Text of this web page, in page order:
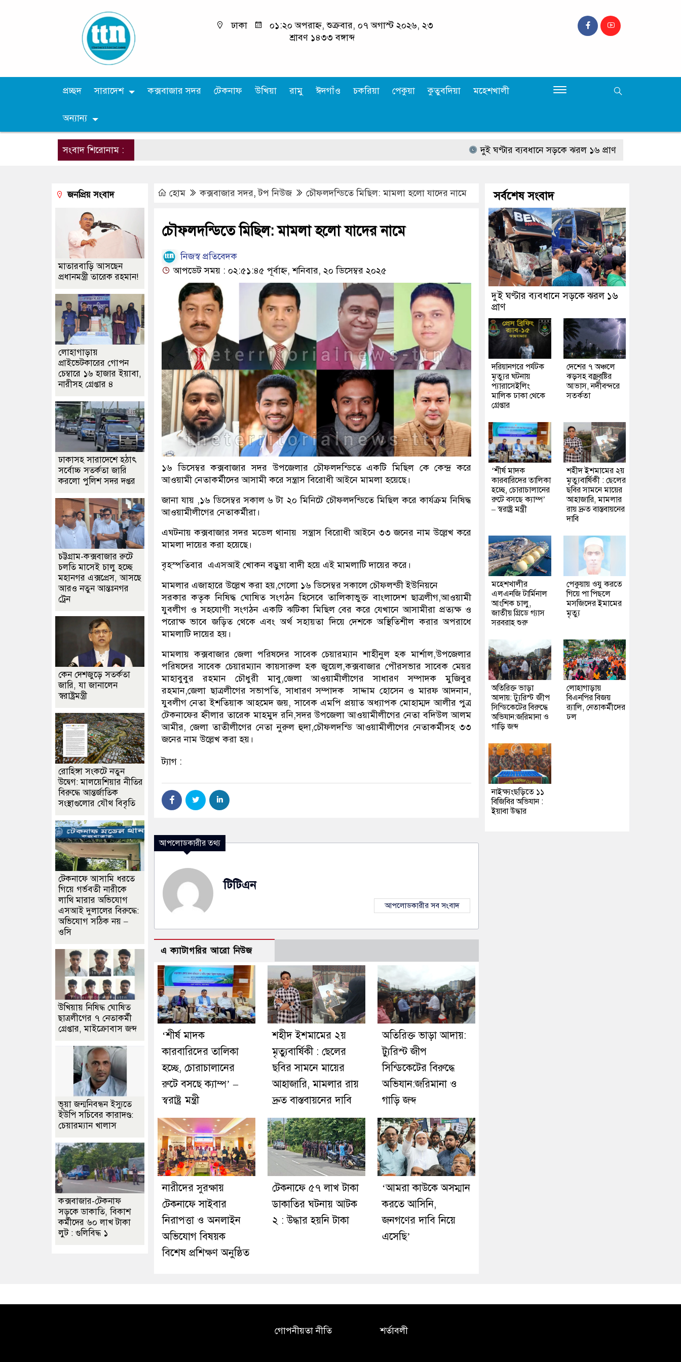
ঢাকা
০১:২০ অপরাহ্ন, শুক্রবার, ০৭ অগাস্ট ২০২৬, ২৩
শ্রাবণ ১৪৩৩ বঙ্গাব্দ
প্রচ্ছদ সারাদেশ কক্সবাজার সদর টেকনাফ উখিয়া রামু ঈদগাঁও চকরিয়া পেকুয়া কুতুবদিয়া মহেশখালী
অন্যান্য
সংবাদ শিরোনাম : দুই ঘণ্টার ব্যবধানে সড়কে ঝরল ১৬ প্রাণ দরিয়ানগরে পর্যটক
হোম কক্সবাজার সদর,টপ নিউজ চৌফলদন্ডিতে মিছিল: মামলা হলো যাদের নামে
চৌফলদন্ডিতে মিছিল: মামলা হলো যাদের নামে
নিজস্ব প্রতিবেদক
আপডেট সময় : ০২:৫১:৪৫ পূর্বাহ্ন, শনিবার, ২০ ডিসেম্বর ২০২৫
১৬ ডিসেম্বর কক্সবাজার সদর উপজেলার চৌফলদন্ডিতে একটি মিছিল কে কেন্দ্র করে
আওয়ামী নেতাকর্মীদের আসামী করে সন্ত্রাস বিরোধী আইনে মামলা হয়েছে।
জানা যায় ,১৬ ডিসেম্বর সকাল ৬ টা ২০ মিনিটে চৌফলদন্ডিতে মিছিল করে কার্যক্রম নিষিদ্ধ
আওয়ামীলীগের নেতাকর্মীরা।
এঘটনায় কক্সবাজার সদর মডেল থানায় সন্ত্রাস বিরোধী আইনে ৩৩ জনের নাম উল্লেখ করে
মামলা দায়ের করা হয়েছে।
বৃহস্পতিবার এএসআই খোকন বড়ুয়া বাদী হয়ে এই মামলাটি দায়ের করে।
মামলার এজাহারে উল্লেখ করা হয়,গেলো ১৬ ডিসেম্বর সকালে চৌফলন্ডী ইউনিয়নে
সরকার কতৃক নিষিদ্ধ ঘোষিত সংগঠন হিসেবে তালিকাভুক্ত বাংলাদেশ ছাত্রলীগ,আওয়ামী
যুবলীগ ও সহযোগী সংগঠন একটি ঝটিকা মিছিল বের করে যেখানে আসামীরা প্রত্যক্ষ ও
পরোক্ষ ভাবে জড়িত থেকে এবং অর্থ সহায়তা দিয়ে দেশকে অস্থিতিশীল করার অপরাধে
মামলাটি দায়ের হয়।
মামলায় কক্সবাজার জেলা পরিষদের সাবেক চেয়ারম্যান শাহীনুল হক মার্শাল,উপজেলার
পরিষদের সাবেক চেয়ারম্যান কায়সারুল হক জুয়েল,কক্সবাজার পৌরসভার সাবেক মেয়র
মাহাবুবুর রহমান চৌধুরী মাবু,জেলা আওয়ামীলীগের সাধারণ সম্পাদক মুজিবুর
রহমান,জেলা ছাত্রলীগের সভাপতি, সাধারণ সম্পাদক সাদ্দাম হোসেন ও মারফ আদনান,
যুবলীগ নেতা ইশতিয়াক আহমেদ জয়, সাবেক এমপি প্রয়াত অধ্যাপক মোহাম্মদ আলীর পুত্র
টেকনাফের হ্নীলার তারেক মাহমুদ রনি,সদর উপজেলা আওয়ামীলীগের নেতা বদিউল আলম
আমীর, জেলা তাতীলীগের নেতা নুরুল হুদা,চৌফলদন্ডি আওয়ামীলীগের নেতাকর্মীসহ ৩৩
জনের নাম উল্লেখ করা হয়।
ট্যাগ :
আপলোডকারীর তথ্য
টিটিএন
আপলোডকারীর সব সংবাদ
এ ক্যাটাগরির আরো নিউজ
‘শীর্ষ মাদক
কারবারিদের তালিকা
হচ্ছে, চোরাচালানের
রুটে বসছে ক্যাম্প’ –
স্বরাষ্ট্র মন্ত্রী
শহীদ ইশমামের ২য়
মৃত্যুবার্ষিকী : ছেলের
ছবির সামনে মায়ের
আহাজারি, মামলার রায়
দ্রুত বাস্তবায়নের দাবি
অতিরিক্ত ভাড়া আদায়:
ট্যুরিস্ট জীপ
সিন্ডিকেটের বিরুদ্ধে
অভিযান:জরিমানা ও
গাড়ি জব্দ
নারীদের সুরক্ষায়
টেকনাফে সাইবার
নিরাপত্তা ও অনলাইন
অভিযোগ বিষয়ক
বিশেষ প্রশিক্ষণ অনুষ্ঠিত
টেকনাফে ৫৭ লাখ টাকা
ডাকাতির ঘটনায় আটক
২ : উদ্ধার হয়নি টাকা
‘আমরা কাউকে অসম্মান
করতে আসিনি,
জনগণের দাবি নিয়ে
এসেছি’
জনপ্রিয় সংবাদ
মাতারবাড়ি আসছেন
প্রধানমন্ত্রী তারেক রহমান!
লোহাগাড়ায়
প্রাইভেটকারের গোপন
চেম্বারে ১৬ হাজার ইয়াবা,
নারীসহ গ্রেপ্তার ৪
ঢাকাসহ সারাদেশে হঠাৎ
সর্বোচ্চ সতর্কতা জা‌রি
করলো পুলিশ সদর দপ্তর
চট্টগ্রাম-কক্সবাজার রুটে
চলতি মাসেই চালু হচ্ছে
মহানগর এক্সপ্রেস, আসছে
আরও নতুন আন্তঃনগর
ট্রেন
কেন দেশজুড়ে সতর্কতা
জারি, যা জানালেন
স্বরাষ্ট্রমন্ত্রী
রোহিঙ্গা সংকটে নতুন
উদ্বেগ: মালয়েশিয়ার নীতির
বিরুদ্ধে আন্তর্জাতিক
সংস্থাগুলোর যৌথ বিবৃতি
টেকনাফে আসামি ধরতে
গিয়ে গর্ভবতী নারীকে
লাথি মারার অভিযোগ
এসআই দুলালের বিরুদ্ধে:
অভিযোগ সঠিক নয় –
ওসি
উখিয়ায় নিষিদ্ধ ঘোষিত
ছাত্রলীগের ৭ নেতাকর্মী
গ্রেপ্তার, মাইক্রোবাস জব্দ
ভূয়া জন্মনিবন্ধন ইস্যুতে
ইউপি সচিবের কারাদণ্ড:
চেয়ারম্যান খালাস
কক্সবাজার-টেকনাফ
সড়কে ডাকাতি, বিকাশ
কর্মীদের ৬০ লাখ টাকা
লুট : গুলিবিদ্ধ ১
সর্বশেষ সংবাদ
দুই ঘণ্টার ব্যবধানে সড়কে ঝরল ১৬
প্রাণ
দরিয়ানগরে পর্যটক
মৃত্যুর ঘটনায়
প্যারাসেইলিং
মালিক ঢাকা থেকে
গ্রেপ্তার
দেশের ৭ অঞ্চলে
ঝড়সহ বজ্রবৃষ্টির
আভাস, নদীবন্দরে
সতর্কতা
‘শীর্ষ মাদক
কারবারিদের তালিকা
হচ্ছে, চোরাচালানের
রুটে বসছে ক্যাম্প’
– স্বরাষ্ট্র মন্ত্রী
শহীদ ইশমামের ২য়
মৃত্যুবার্ষিকী : ছেলের
ছবির সামনে মায়ের
আহাজারি, মামলার
রায় দ্রুত বাস্তবায়নের
দাবি
মহেশখালীর
এলএনজি টার্মিনাল
আংশিক চালু,
জাতীয় গ্রিডে গ্যাস
সরবরাহ শুরু
পেকুয়ায় ওযু করতে
গিয়ে পা পিছলে
মসজিদের ইমামের
মৃত্যু
অতিরিক্ত ভাড়া
আদায়: ট্যুরিস্ট জীপ
সিন্ডিকেটের বিরুদ্ধে
অভিযান:জরিমানা ও
গাড়ি জব্দ
লোহাগাড়ায়
বিএনপির বিজয়
র‍্যালি, নেতাকর্মীদের
ঢল
নাইক্ষ্যংছড়িতে ১১
বিজিবির অভিযান :
ইয়াবা উদ্ধার
গোপনীয়তা নীতি শর্তাবলী